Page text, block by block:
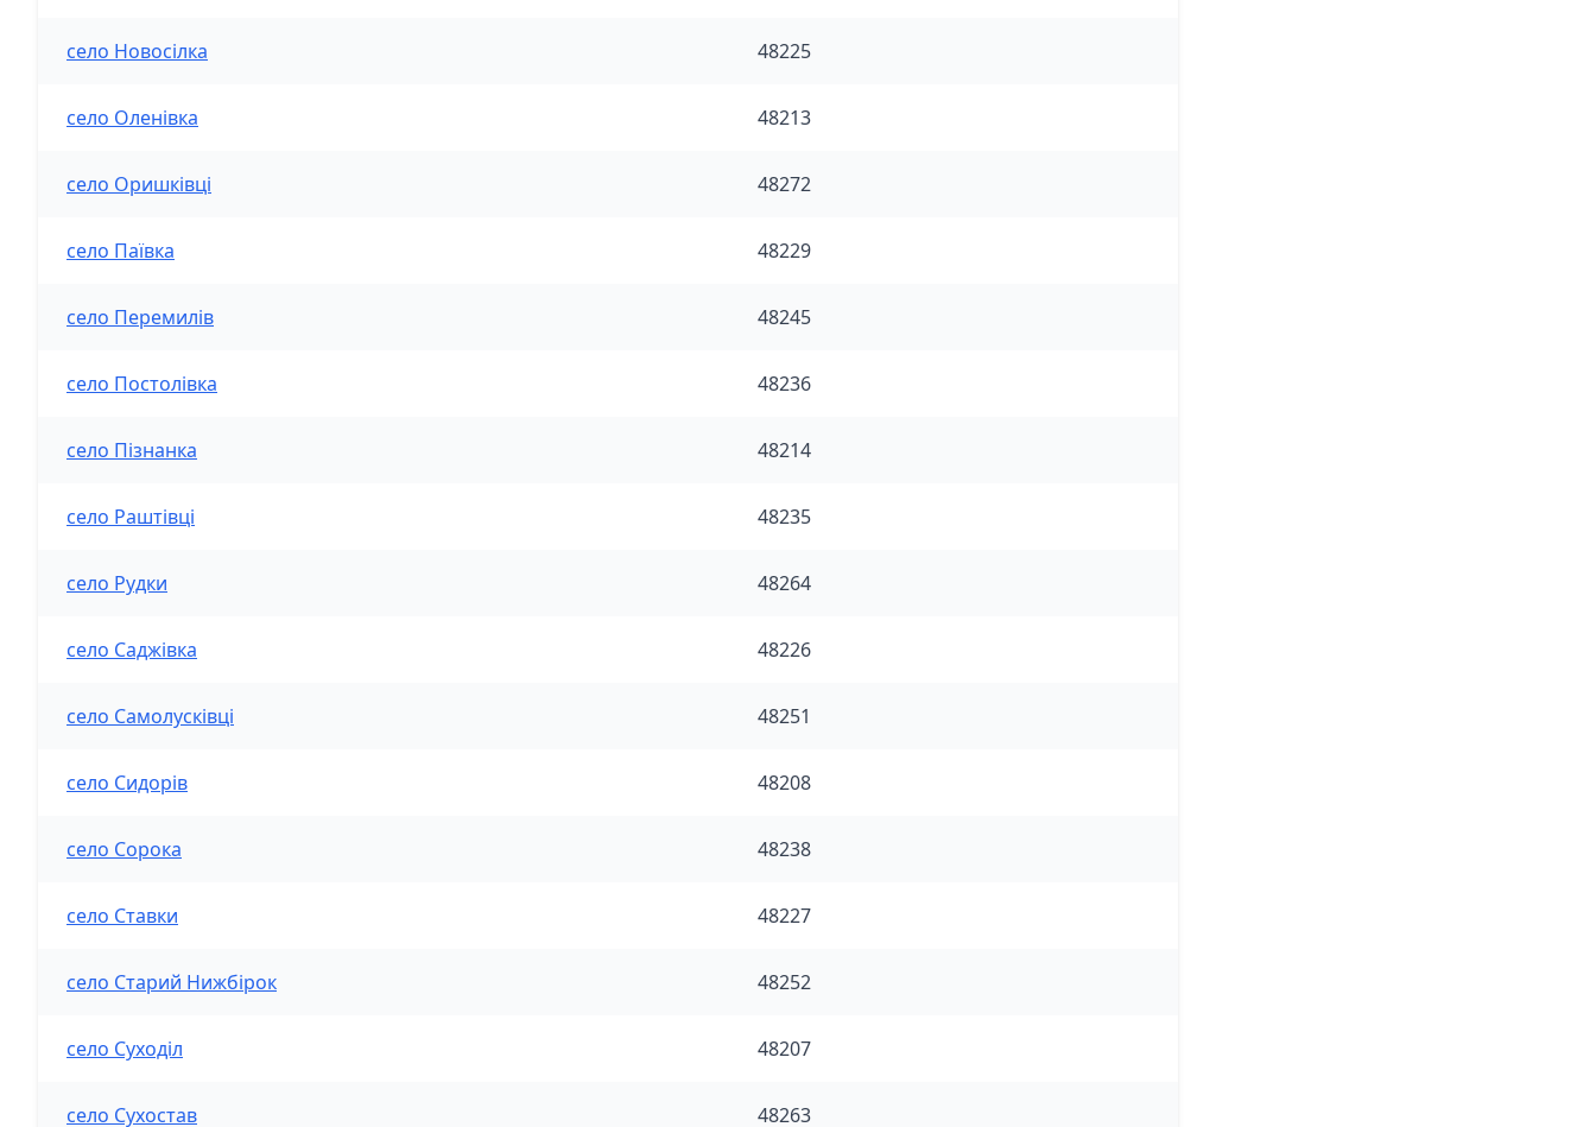
село Новосілка 48225
село Оленівка 48213
село Оришківці 48272
село Паївка 48229
село Перемилів 48245
село Постолівка 48236
село Пізнанка 48214
село Раштівці 48235
село Рудки 48264
село Саджівка 48226
село Самолусківці 48251
село Сидорів 48208
село Сорока 48238
село Ставки 48227
село Старий Нижбірок 48252
село Суходіл 48207
село Сухостав 48263